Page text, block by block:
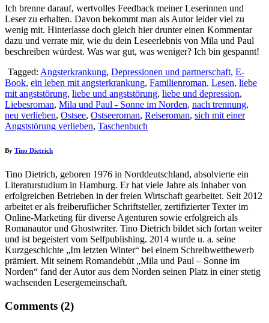
Ich brenne darauf, wertvolles Feedback meiner Leserinnen und
Leser zu erhalten. Davon bekommt man als Autor leider viel zu
wenig mit. Hinterlasse doch gleich hier drunter einen Kommentar
dazu und verrate mir, wie du dein Leseerlebnis von Mila und Paul
beschreiben würdest. Was war gut, was weniger? Ich bin gespannt!
Tagged: Angsterkrankung, Depressionen und partnerschaft, E-
Book, ein leben mit angsterkrankung, Familienroman, Lesen, liebe
mit angststörung, liebe und angststörung, liebe und depression,
Liebesroman, Mila und Paul - Sonne im Norden, nach trennung,
neu verlieben, Ostsee, Ostseeroman, Reiseroman, sich mit einer
Angststörung verlieben, Taschenbuch
By Tino Dietrich
Tino Dietrich, geboren 1976 in Norddeutschland, absolvierte ein
Literaturstudium in Hamburg. Er hat viele Jahre als Inhaber von
erfolgreichen Betrieben in der freien Wirtschaft gearbeitet. Seit 2012
arbeitet er als freiberuflicher Schriftsteller, zertifizierter Texter im
Online-Marketing für diverse Agenturen sowie erfolgreich als
Romanautor und Ghostwriter. Tino Dietrich bildet sich fortan weiter
und ist begeistert vom Selfpublishing. 2014 wurde u. a. seine
Kurzgeschichte „Im letzten Winter“ bei einem Schreibwettbewerb
prämiert. Mit seinem Romandebüt „Mila und Paul – Sonne im
Norden“ fand der Autor aus dem Norden seinen Platz in einer stetig
wachsenden Lesergemeinschaft.
Comments (2)